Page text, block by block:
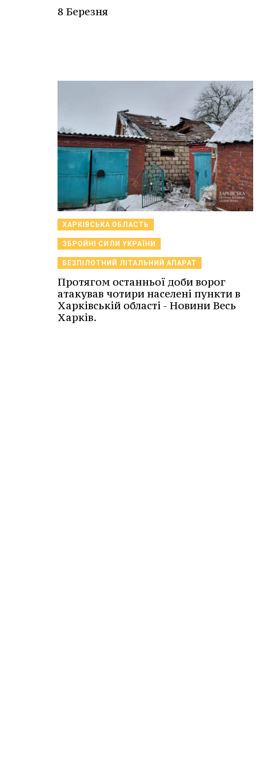
8 Березня
ХАРКІВСЬКА ОБЛАСТЬ
ЗБРОЙНІ СИЛИ УКРАЇНИ
БЕЗПІЛОТНИЙ ЛІТАЛЬНИЙ АПАРАТ
Протягом останньої доби ворог
атакував чотири населені пункти в
Харківській області - Новини Весь
Харків.